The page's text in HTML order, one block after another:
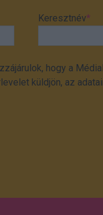
Keresztnév*
hogy a
küldjön, az